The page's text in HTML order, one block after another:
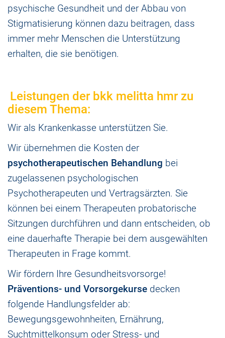
psychische Gesundheit und der Abbau von
Stigmatisierung können dazu beitragen, dass
immer mehr Menschen die Unterstützung
erhalten, die sie benötigen.
Leistungen der bkk melitta hmr zu
diesem Thema:
Wir als Krankenkasse unterstützen Sie.
Wir übernehmen die Kosten der
psychotherapeutischen Behandlung bei
zugelassenen psychologischen
Psychotherapeuten und Vertragsärzten. Sie
können bei einem Therapeuten probatorische
Sitzungen durchführen und dann entscheiden, ob
eine dauerhafte Therapie bei dem ausgewählten
Therapeuten in Frage kommt.
Wir fördern Ihre Gesundheitsvorsorge!
Präventions- und Vorsorgekurse decken
folgende Handlungsfelder ab:
Bewegungsgewohnheiten, Ernährung,
Suchtmittelkonsum oder Stress- und